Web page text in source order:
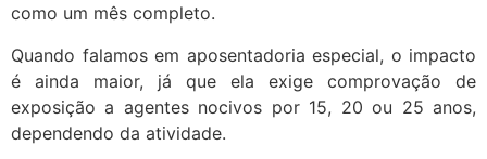
como um mês completo.
Quando falamos em aposentadoria especial, o impacto
é ainda maior, já que ela exige comprovação de
exposição a agentes nocivos por 15, 20 ou 25 anos,
dependendo da atividade.